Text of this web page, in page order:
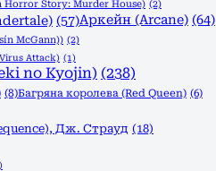
Horror Story: Murder House) (2)
(57)Аркейн (Arcane) (64)
McGann)) (2)
Attack) (1)
no Kyojin) (238)
(8)Багряна королева (Red Queen) (6)
Дж. Страуд (18)